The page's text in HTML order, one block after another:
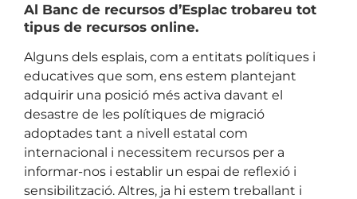
Al Banc de recursos d’Esplac trobareu tot
tipus de recursos online.
Alguns dels esplais, com a entitats polítiques i
educatives que som, ens estem plantejant
adquirir una posició més activa davant el
desastre de les polítiques de migració
adoptades tant a nivell estatal com
internacional i necessitem recursos per a
informar-nos i establir un espai de reflexió i
sensibilització. Altres, ja hi estem treballant i